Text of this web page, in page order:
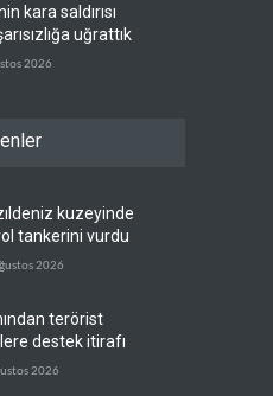
kara saldırısı
uğrattık
2026
kim
‘savaş
Önce savaşı
2026
kuzeyinde
tankerini vurdu
2026
terörist
destek itirafı
2026